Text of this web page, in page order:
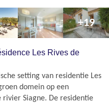
+19
Les Rives de
setting van residentie Les
domein op een
rivier Siagne. De residentie